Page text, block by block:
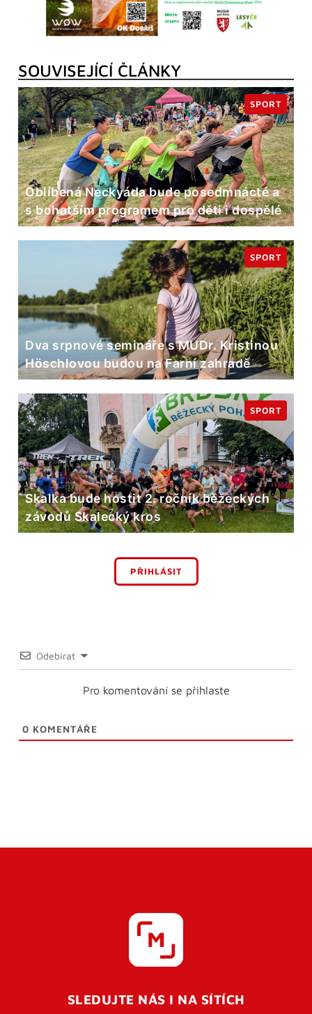
SOUVISEJÍCÍ ČLÁNKY
Oblíbená Neckyáda bude posedmnácté a
s bohatším programem pro děti i dospělé
SPORT
Dva srpnové semináře s MUDr. Kristinou
Höschlovou budou na Farní zahradě
SPORT
Skalka bude hostit 2. ročník běžeckých
závodů Skalecký kros
SPORT
PŘIHLÁSIT
Odebírat
Pro komentování se přihlaste
0 KOMENTÁŘE
SLEDUJTE NÁS I NA SÍTÍCH